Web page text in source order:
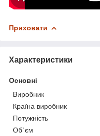
Приховати
Характеристики
Основні
Виробник
Країна виробник
Потужність
Об`єм